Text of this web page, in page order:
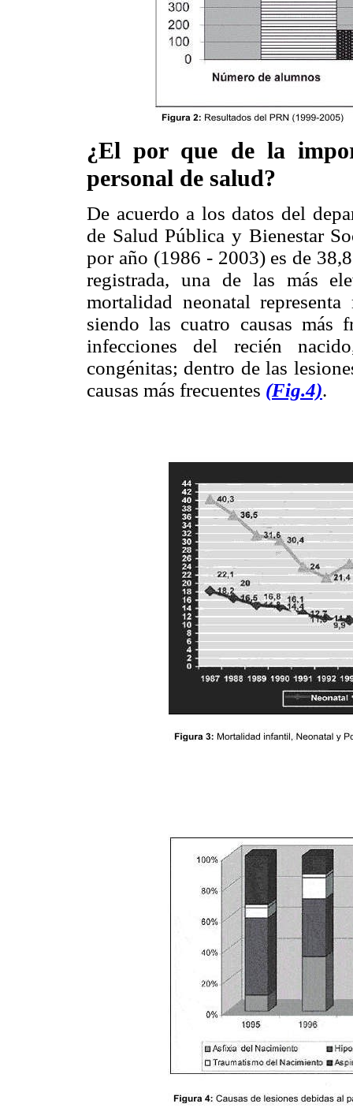
¿El por que de la
personal de salud?
De acuerdo a los datos del
de Salud Pública y Bienestar
por año (1986 - 2003) es de
registrada, una de las más
mortalidad neonatal
siendo las cuatro causas más
infecciones del recién
congénitas; dentro de las
causas más frecuentes (Fig.4).